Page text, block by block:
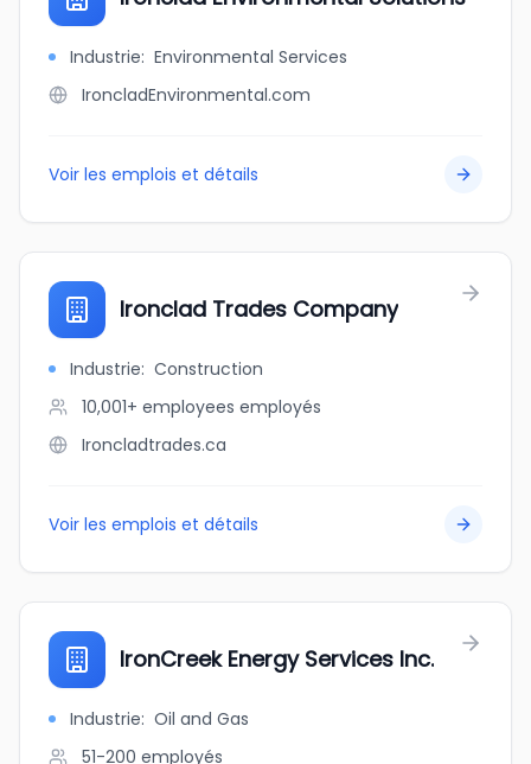
Industrie: Environmental Services
IroncladEnvironmental.com
Voir les emplois et détails
Ironclad Trades Company
Industrie: Construction
10,001+ employees employés
Ironcladtrades.ca
Voir les emplois et détails
IronCreek Energy Services Inc.
Industrie: Oil and Gas
51-200 employés